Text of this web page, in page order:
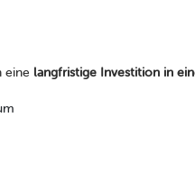
eine langfristige Investition in